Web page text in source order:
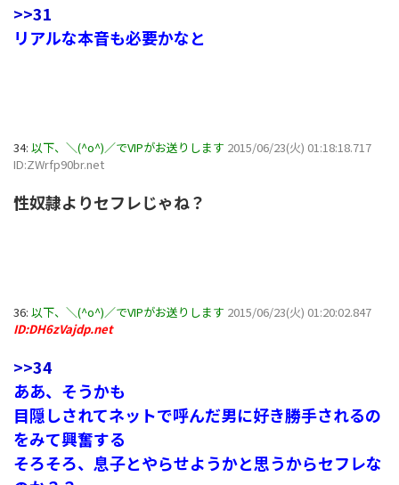
>>31
リアルな本音も必要かなと
34: 以下、＼(^o^)／でVIPがお送りします 2015/06/23(火) 01:18:18.717
ID:ZWrfp90br.net
性奴隷よりセフレじゃね？
36: 以下、＼(^o^)／でVIPがお送りします 2015/06/23(火) 01:20:02.847
ID:DH6zVajdp.net
>>34
ああ、そうかも
目隠しされてネットで呼んだ男に好き勝手されるの
をみて興奮する
そろそろ、息子とやらせようかと思うからセフレな